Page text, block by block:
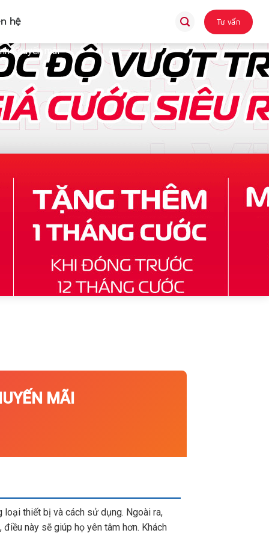
hệ Tư vấn
Khuyến mãi
MÃI
thiết bị và cách sử dụng. Ngoài ra,
này sẽ giúp họ yên tâm hơn. Khách